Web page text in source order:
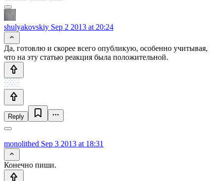
shulyakovskiy Sep 2 2013 at 20:24
Да, готовлю и скорее всего опубликую, особенно учитывая,
что на эту статью реакция была положительной.
Reply
monolithed Sep 3 2013 at 18:31
Конечно пиши.